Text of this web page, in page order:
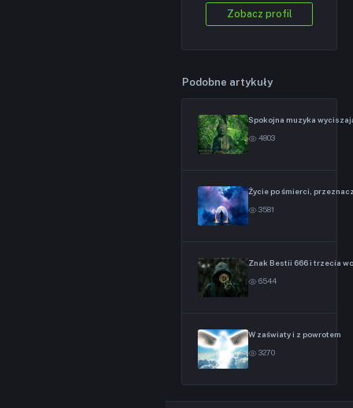
Zobacz profil
Podobne artykuły
Spokojna muzyka
4803
Życie po śmierci,
3581
Znak Bestii 666 i trzecia
6544
W zaświaty i z powrotem
3270